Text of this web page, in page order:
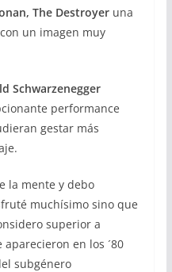
The Destroyeruna
un imagen muy
Schwarzenegger
performance
gestar más
la mente y debo
muchísimo sino que
superior a
en los ´80
subgénero